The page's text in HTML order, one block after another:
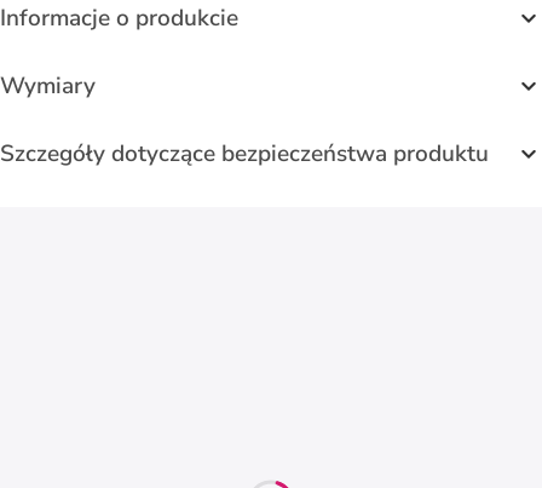
Informacje o produkcie
Wymiary
Szczegóły dotyczące bezpieczeństwa produktu